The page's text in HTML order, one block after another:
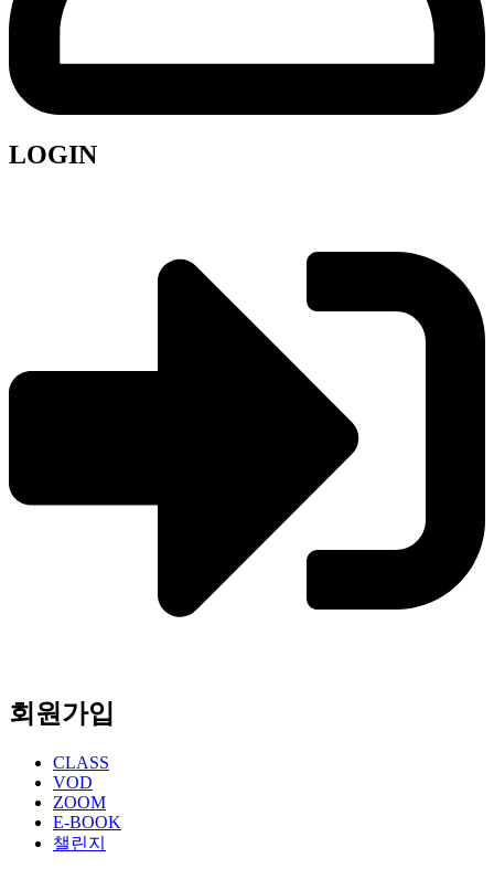
LOGIN
회원가입
CLASS
VOD
ZOOM
E-BOOK
챌린지